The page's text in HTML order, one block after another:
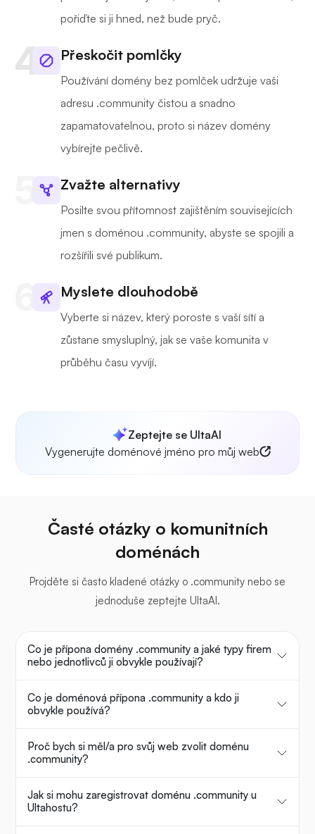
pořiďte si ji hned, než bude pryč.
Přeskočit pomlčky
Používání domény bez pomlček udržuje vaši
adresu .community čistou a snadno
zapamatovatelnou, proto si název domény
vybírejte pečlivě.
Zvažte alternativy
Posilte svou přítomnost zajištěním souvisejících
jmen s doménou .community, abyste se spojili a
rozšířili své publikum.
Myslete dlouhodobě
Vyberte si název, který poroste s vaší sítí a
zůstane smysluplný, jak se vaše komunita v
průběhu času vyvíjí.
Zeptejte se UltaAI
Vygenerujte doménové jméno pro můj web
Časté otázky o komunitních
doménách
Projděte si často kladené otázky o .community nebo se
jednoduše zeptejte UltaAI.
Co je přípona domény .community a jaké typy firem
nebo jednotlivců ji obvykle používají?
Co je doménová přípona .community a kdo ji
obvykle používá?
Proč bych si měl/a pro svůj web zvolit doménu
.community?
Jak si mohu zaregistrovat doménu .community u
Ultahostu?